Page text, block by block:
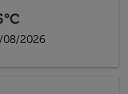
08/2026